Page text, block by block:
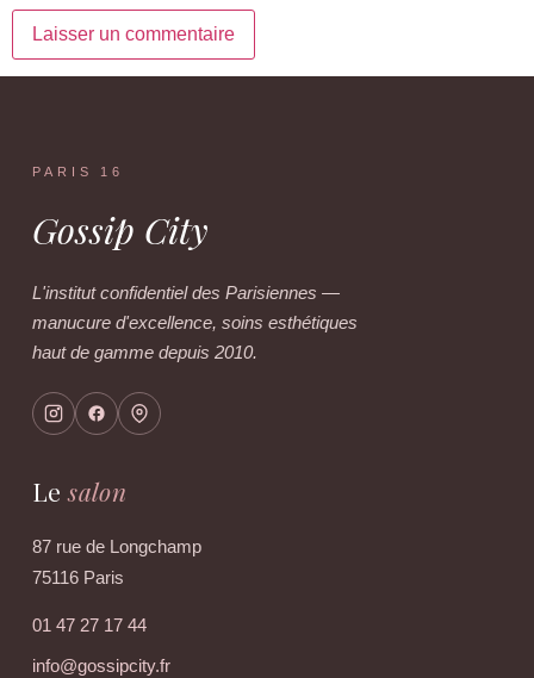
PARIS 16
Gossip City
L'institut confidentiel des Parisiennes —
manucure d'excellence, soins esthétiques
haut de gamme depuis 2010.
Lesalon
87 rue de Longchamp
75116 Paris
01 47 27 17 44
info@gossipcity.fr